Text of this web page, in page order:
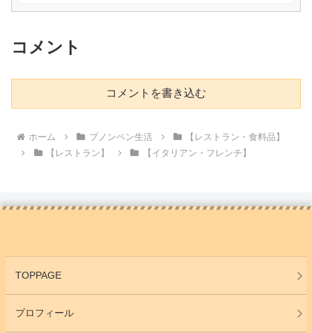
コメント
コメントを書き込む
ホーム プノンペン生活
【レストラン・食料品】
【レストラン】
【イタリアン・フレンチ】
TOPPAGE
プロフィール